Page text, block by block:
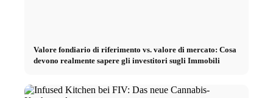
Valore fondiario di riferimento vs. valore di mercato: Cosa
devono realmente sapere gli investitori sugli Immobili